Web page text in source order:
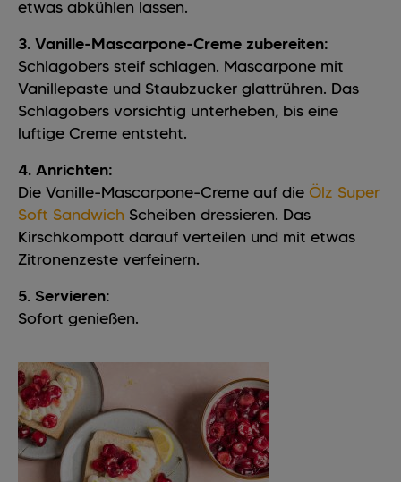
etwas abkühlen lassen.
3. Vanille-Mascarpone-Creme zubereiten:
Schlagobers steif schlagen. Mascarpone mit
Vanillepaste und Staubzucker glattrühren. Das
Schlagobers vorsichtig unterheben, bis eine
luftige Creme entsteht.
4. Anrichten:
Die Vanille-Mascarpone-Creme auf die Ölz Super
Soft Sandwich Scheiben dressieren. Das
Kirschkompott darauf verteilen und mit etwas
Zitronenzeste verfeinern.
5. Servieren:
Sofort genießen.